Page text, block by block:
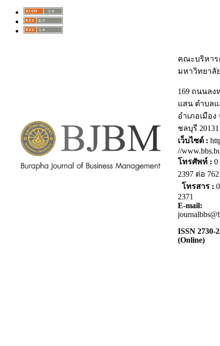
คณะบริหาร
มหาวิทยาลั
169 ถนนลง
แสน ตำบล
อำเภอเมือง
ชลบุรี 20131
เว็บไซด์ :
//
โทรศัพท์ : 0
2397 ต่อ
โทรสาร :
2371
E-mail:
ISSN 2730-
(Online)